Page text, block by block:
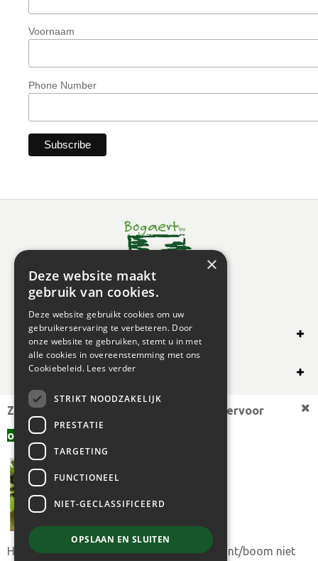
Voornaam
Phone Number
SHOP ONLINE
OVERIG
OPENINGSUREN
Zoekt u een andere plantmaat,
bekijk hiervoor
offerte aanvragen
Heeft u toch uw gewenste plantmaat of plant/boom niet
×
Deze website maakt
gebruik van cookies.
Deze website gebruikt cookies om uw
gebruikerservaring te verbeteren. Door
onze website te gebruiken, stemt u in met
alle cookies in overeenstemming met ons
Cookiebeleid. Lees verder
STRIKT NOODZAKELIJK
PRESTATIE
TARGETING
FUNCTIONEEL
NIET-GECLASSIFICEERD
OPSLAAN EN SLUITEN